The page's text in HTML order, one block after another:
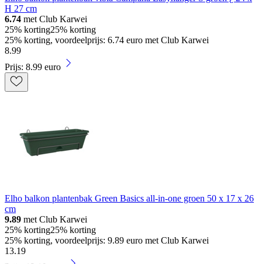
H 27 cm
6.74 met Club Karwei
25% korting25% korting
25% korting, voordeelprijs: 6.74 euro met Club Karwei
8.99
Prijs: 8.99 euro
Elho balkon plantenbak Green Basics all-in-one groen 50 x 17 x 26
cm
9.89 met Club Karwei
25% korting25% korting
25% korting, voordeelprijs: 9.89 euro met Club Karwei
13.19